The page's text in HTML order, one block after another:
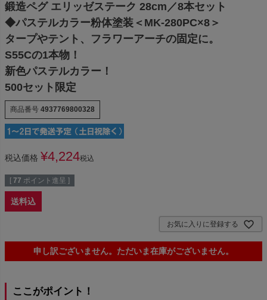
鍛造ペグ エリッゼステーク 28cm／8本セット
◆パステルカラー粉体塗装＜MK-280PC×8＞
タープやテント、フラワーアーチの固定に。
S55Cの1本物！
新色パステルカラー！
500セット限定
商品番号 4937769800328
税込価格 ¥4,224税込
[ 77 ポイント進呈 ]
送料込
お気に入りに登録する
申し訳ございません。ただいま在庫がございません。
ここがポイント！